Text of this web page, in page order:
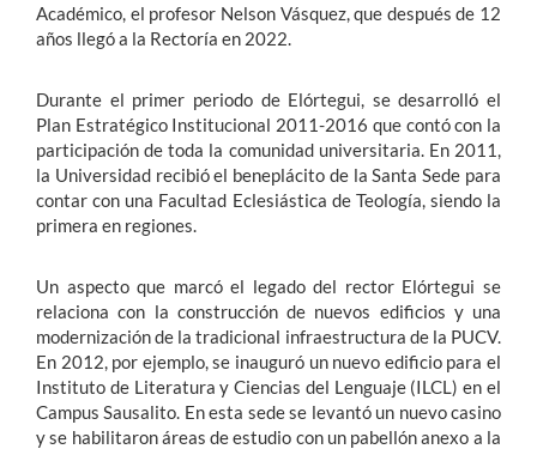
Académico, el profesor Nelson Vásquez, que después de 12
años llegó a la Rectoría en 2022.
Durante el primer periodo de Elórtegui, se desarrolló el
Plan Estratégico Institucional 2011-2016 que contó con la
participación de toda la comunidad universitaria. En 2011,
la Universidad recibió el beneplácito de la Santa Sede para
contar con una Facultad Eclesiástica de Teología, siendo la
primera en regiones.
Un aspecto que marcó el legado del rector Elórtegui se
relaciona con la construcción de nuevos edificios y una
modernización de la tradicional infraestructura de la PUCV.
En 2012, por ejemplo, se inauguró un nuevo edificio para el
Instituto de Literatura y Ciencias del Lenguaje (ILCL) en el
Campus Sausalito. En esta sede se levantó un nuevo casino
y se habilitaron áreas de estudio con un pabellón anexo a la